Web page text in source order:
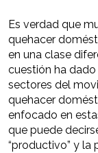
Es verdad que
quehacer
en una clase
cuestión ha
sectores del
quehacer
enfocado en
que puede
“productivo” y la